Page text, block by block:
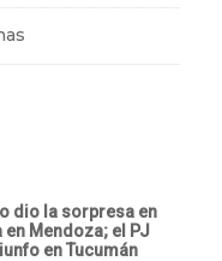
dio la sorpresa en
en Mendoza; el PJ
en Tucumán